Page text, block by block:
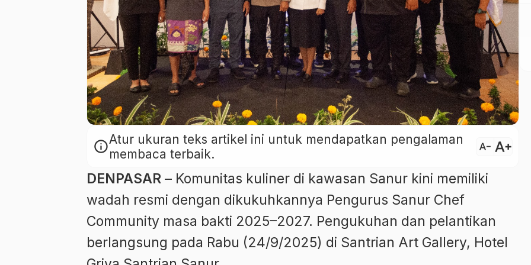
infoAtur ukuran teks artikel ini untuk mendapatkan pengalaman
membaca terbaik.
text_decrease text_increase
DENPASAR – Komunitas kuliner di kawasan Sanur kini memiliki
wadah resmi dengan dikukuhkannya Pengurus Sanur Chef
Community masa bakti 2025–2027. Pengukuhan dan pelantikan
berlangsung pada Rabu (24/9/2025) di Santrian Art Gallery, Hotel